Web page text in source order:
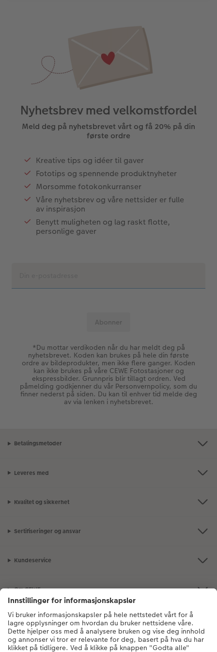
Nyhetsbrev med velkomstfordel
Meld deg på nyhetsbrevet vårt og få 20% på din
første ordre
Kreative tips og idéer til gaver
Fototips og spennende produktnyheter
Morsomme fotokonkurranser
Våre nyhetsbrev og våre nettsider er fulle
av inspirasjon
Benytt muligheten og lag raskt flotte,
personlige gaver
*Du mottar verdikoden når du har meldt deg på
nyhetsbrevet. Koden kan brukes på hele din første
ordre av bildeprodukter, men ikke flere ganger. Koden
kan ikke brukes på våre CEWE Fotostasjoner og
ekspressbilder. Grunnpris blir tillagt ordren. Ved
påmelding godkjenner du vår Personvernpolicy, som du
finner nederst på siden. Du kan til enhver tid melde deg
av via lenken i nyhetsbrevet.
Betalingsmetoder
Leveres med
Kvalitet og sikkerhet
Sertifiseringer og ansvar
Kundeservice
Om CEWE
Bildeprodukter
Andre produkter